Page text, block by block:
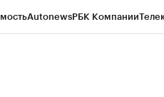
AutonewsРБК Компании